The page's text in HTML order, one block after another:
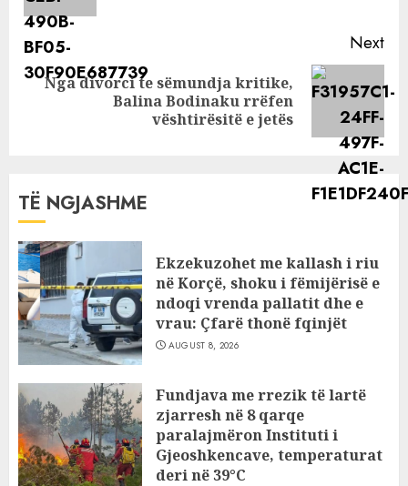
Next
Next
Nga divorci te sëmundja kritike,
Balina Bodinaku rrëfen
vështirësitë e jetës
TË NGJASHME
Ekzekuzohet me kallash i riu
në Korçë, shoku i fëmijërisë e
ndoqi vrenda pallatit dhe e
vrau: Çfarë thonë fqinjët
AUGUST 8, 2026
Fundjava me rrezik të lartë
zjarresh në 8 qarqe
paralajmëron Instituti i
Gjeoshkencave, temperaturat
deri në 39°C